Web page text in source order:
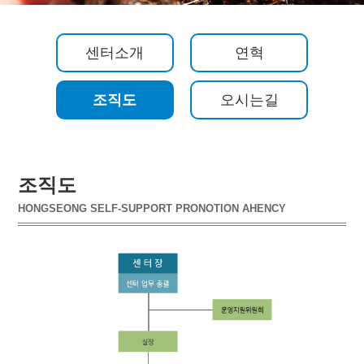
센터소개 연혁
조직도 오시는길
조직도
HONGSEONG SELF-SUPPORT PRONOTION AHENCY